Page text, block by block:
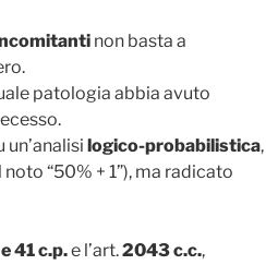
non basta a
patologia abbia avuto
logico-probabilistica,
“50% + 1”), ma radicato
41 c.p.e l’art.2043 c.c.,